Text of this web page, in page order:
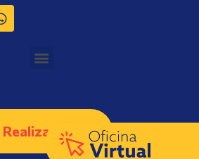
Realizar PQRS